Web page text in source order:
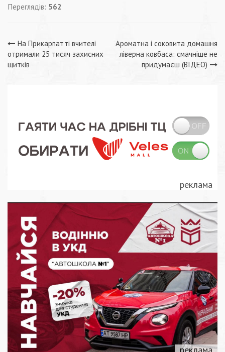
Переглядів: 562
Навігація
записів
На Прикарпатті вчителі
отримали 25 тисяч захисних
щитків
Ароматна і соковита домашня
ліверна ковбаса: смачніше не
придумаєш (ВІДЕО)